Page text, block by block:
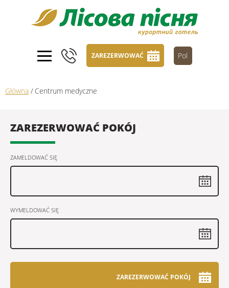
ZAREZERWOWAĆ Pol
Główna / Centrum medyczne
ZAREZERWOWAĆ POKÓJ
ZAMELDOWAĆ SIĘ
WYMELDOWAĆ SIĘ
ZAREZERWOWAĆ POKÓJ